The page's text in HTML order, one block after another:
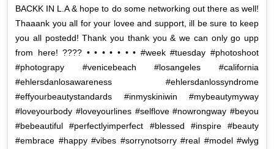
BACKK IN L.A & hope to do some networking out there as well!
Thaaank you all for your lovee and support, ill be sure to keep
you all postedd! Thank you thank you & we can only go upp
from here! ???? • • • • • • • #week #tuesday #photoshoot
#photograpy #venicebeach #losangeles #california
#ehlersdanlosawareness #ehlersdanlossyndrome
#effyourbeautystandards #inmyskiniwin #mybeautymyway
#loveyourbody #loveyourlines #selflove #nowrongway #beyou
#bebeautiful #perfectlyimperfect #blessed #inspire #beauty
#embrace #happy #vibes #sorrynotsorry #real #model #wlyg